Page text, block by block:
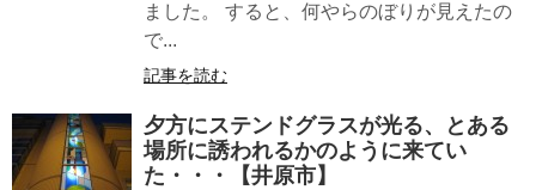
ました。 すると、何やらのぼりが見えたの
で...
記事を読む
夕方にステンドグラスが光る、とある
場所に誘われるかのように来てい
た・・・【井原市】